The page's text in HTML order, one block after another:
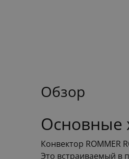
Обзор
Основные
Конвектор ROMMER
Это встраиваемый в